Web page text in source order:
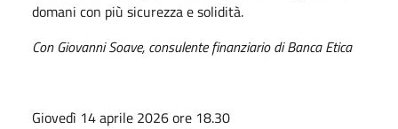
domani con più sicurezza e solidità.
Con Giovanni Soave, consulente finanziario di Banca Etica
Giovedì 14 aprile 2026 ore 18.30